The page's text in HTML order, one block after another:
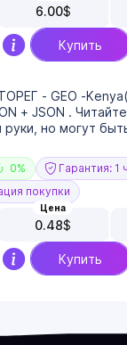
6.00$
Купить
- GEO -
+ JSON .
руки, но могут
0%
Гарантия: 1
покупки
Цена
0.48$
Купить